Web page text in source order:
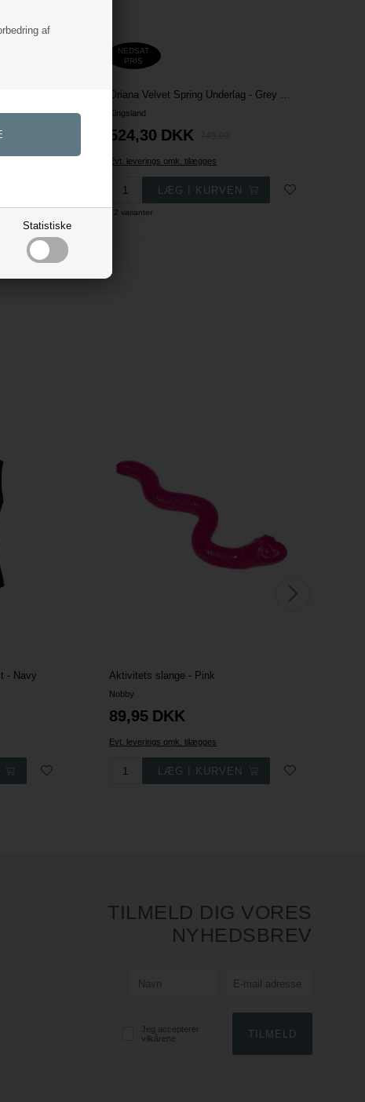
af
Statistiske
NEDSAT
PRIS
Oriana Velvet Spring Underlag - Grey Sleet
Kingsland
524,30 DKK
Evt. leverings omk. tilægges
2 varianter
- Navy Aktivitets slange - Pink
Nobby
89,95 DKK
Evt. leverings omk. tilægges
TILMELD DIG VORES
NYHEDSBREV
Jeg accepterer
vilkårene